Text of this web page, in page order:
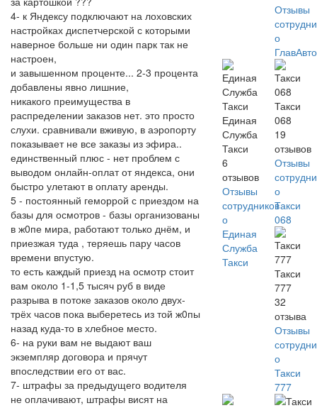
4- к Яндексу подключают на лоховских
настройках диспетчерской с которыми
наверное больше ни один парк так не
настроен,
и завышенном проценте... 2-3 процента
добавлены явно лишние,
никакого преимущества в
распределении заказов нет. это просто
слухи. сравнивали вживую, в аэропорту
показывает не все заказы из эфира..
единственный плюс - нет проблем с
выводом онлайн-оплат от яндекса, они
быстро улетают в оплату аренды.
5 - постоянный геморрой с приездом на
базы для осмотров - базы организованы
в ж0пе мира, работают только днём, и
приезжая туда , теряешь пару часов
времени впустую.
то есть каждый приезд на осмотр стоит
вам около 1-1,5 тысяч руб в виде
разрыва в потоке заказов около двух-
трёх часов пока выберетесь из той ж0пы
назад куда-то в хлебное место.
6- на руки вам не выдают ваш
экземпляр договора и прячут
впоследствии его от вас.
7- штрафы за предыдущего водителя
не оплачивают, штрафы висят на
Отзывы
о
Единая
Служба
Такси
6
отзывов
Отзывы
сотрудников
о
Единая
Служба
Такси
Такси
068
19
отзывов
Отзывы
о
Такси
068
Такси
777
32
отзыва
Отзывы
о
Такси
777